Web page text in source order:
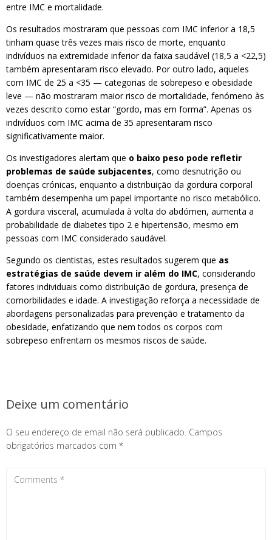
entre IMC e mortalidade.
Os resultados mostraram que pessoas com IMC inferior a 18,5
tinham quase três vezes mais risco de morte, enquanto
indivíduos na extremidade inferior da faixa saudável (18,5 a <22,5)
também apresentaram risco elevado. Por outro lado, aqueles
com IMC de 25 a <35 — categorias de sobrepeso e obesidade
leve — não mostraram maior risco de mortalidade, fenómeno às
vezes descrito como estar “gordo, mas em forma”. Apenas os
indivíduos com IMC acima de 35 apresentaram risco
significativamente maior.
Os investigadores alertam que o baixo peso pode refletir
problemas de saúde subjacentes, como desnutrição ou
doenças crónicas, enquanto a distribuição da gordura corporal
também desempenha um papel importante no risco metabólico.
A gordura visceral, acumulada à volta do abdómen, aumenta a
probabilidade de diabetes tipo 2 e hipertensão, mesmo em
pessoas com IMC considerado saudável.
Segundo os cientistas, estes resultados sugerem que as
estratégias de saúde devem ir além do IMC, considerando
fatores individuais como distribuição de gordura, presença de
comorbilidades e idade. A investigação reforça a necessidade de
abordagens personalizadas para prevenção e tratamento da
obesidade, enfatizando que nem todos os corpos com
sobrepeso enfrentam os mesmos riscos de saúde.
Deixe um comentário
O seu endereço de email não será publicado. Campos
obrigatórios marcados com *